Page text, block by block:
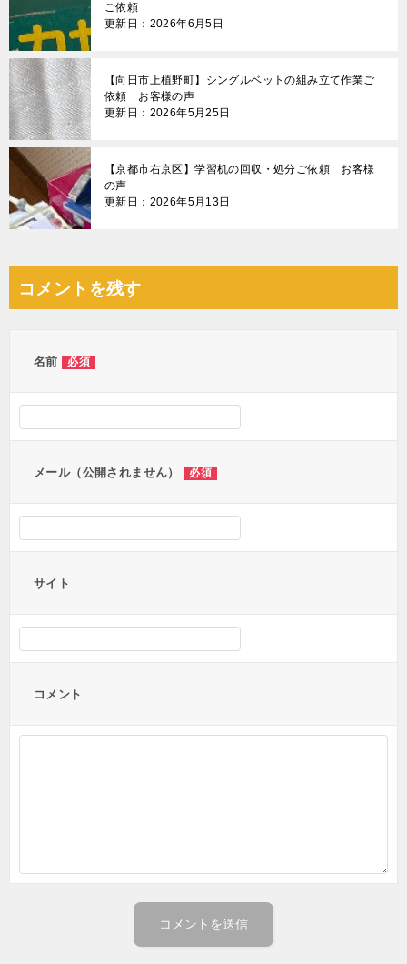
ご依頼
更新日：2026年6月5日
【向日市上植野町】シングルベットの組み立て作業ご
依頼 お客様の声
更新日：2026年5月25日
【京都市右京区】学習机の回収・処分ご依頼 お客様
の声
更新日：2026年5月13日
コメントを残す
名前 必須
メール（公開されません） 必須
サイト
コメント